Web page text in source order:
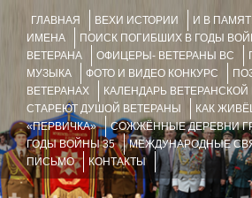
ГЛАВНАЯ ВЕХИ ИСТОРИИ
И В
ИМЕНА
ПОИСК ПОГИБШИХ В ГОДЫ
ВЕТЕРАНА
ОФИЦЕРЫ- ВЕТЕРАНЫ ВС
МУЗЫКА
ФОТО И ВИДЕО КОНКУРС
ВЕТЕРАНАХ
КАЛЕНДАРЬ
СТАРЕЮТ ДУШОЙ ВЕТЕРАНЫ
КАК
«ПЕРВИЧКА»
СОЖЖЁННЫЕ ДЕРЕВНИ
ГОДЫ ВОЙНЫ 35
МЕЖДУНАРОДНЫЕ
ПИСЬМО
КОНТАКТЫ